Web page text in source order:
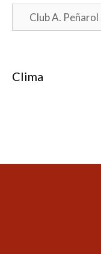
Menú
Clima